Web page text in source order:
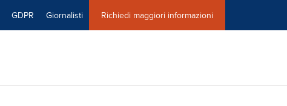
GDPR Giornalisti Richiedi maggiori informazioni